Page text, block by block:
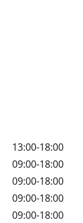
13:00-18:00
09:00-18:00
09:00-18:00
09:00-18:00
09:00-18:00